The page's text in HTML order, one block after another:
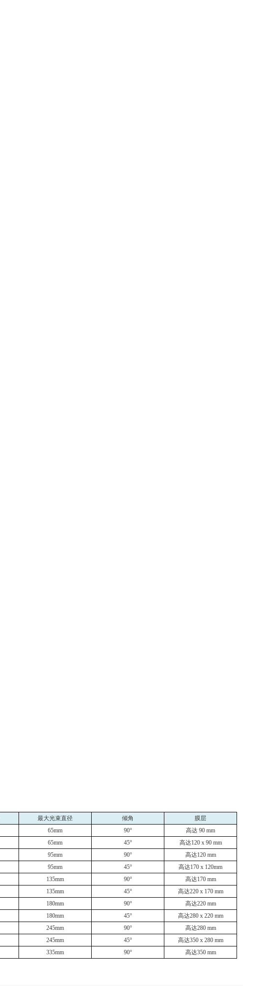
最大光束直径 倾角
膜层
65mm 90° 高达 90 mm
65mm 45° 高达120 x 90 mm
95mm 90° 高达120 mm
95mm 45° 高达170 x 120mm
135mm 90° 高达170 mm
135mm 45° 高达220 x 170 mm
180mm 90° 高达220 mm
180mm 45° 高达280 x 220 mm
245mm 90° 高达280 mm
245mm 45° 高达350 x 280 mm
335mm 90° 高达350 mm